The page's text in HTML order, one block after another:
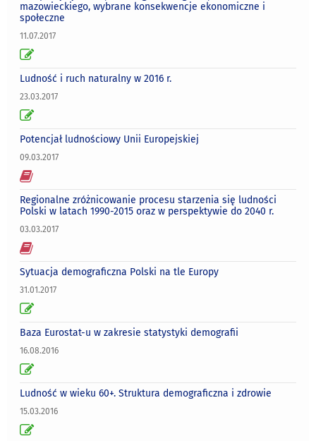
mazowieckiego, wybrane konsekwencje ekonomiczne i
społeczne
11.07.2017
Ludność i ruch naturalny w 2016 r.
23.03.2017
Potencjał ludnościowy Unii Europejskiej
09.03.2017
Regionalne zróżnicowanie procesu starzenia się ludności
Polski w latach 1990-2015 oraz w perspektywie do 2040 r.
03.03.2017
Sytuacja demograficzna Polski na tle Europy
31.01.2017
Baza Eurostat-u w zakresie statystyki demografii
16.08.2016
Ludność w wieku 60+. Struktura demograficzna i zdrowie
15.03.2016